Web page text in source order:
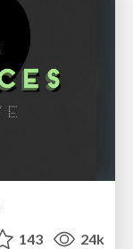
143 24k